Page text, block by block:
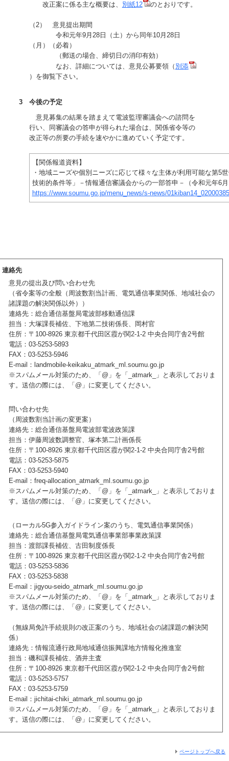
改正案に係る主な概要は、 別紙12 のとおりです。
（2） 意見提出期間
令和元年9月28日（土）から同年10月28日
（月）（必着）
（郵送の場合、締切日の消印有効）
なお、詳細については、意見公募要領（ 別添
）を御覧下さい。
3 今後の予定
意見募集の結果を踏まえて電波監理審議会への諮問を
行い、同審議会の答申が得られた場合は、関係省令等の
改正等の所要の手続を速やかに進めていく予定です。
【関係報道資料】
・地域ニーズや個別ニーズに応じて様々な主体が利用可能な第5
技術的条件等」－情報通信審議会からの一部答申－（令和元年6
https://www.soumu.go.jp/menu_news/s-news/
連絡先
意見の提出及び問い合わせ先
（省令案等の全般（周波数割当計画、電気通信事業関係、地域社会の
諸課題の解決関係以外））
連絡先：総合通信基盤局電波部移動通信課
担当：大塚課長補佐、下地第二技術係長、岡村官
住所：〒100-8926 東京都千代田区霞が関2-1-2 中央合同庁舎2号館
電話：03-5253-5893
FAX：03-5253-5946
E-mail：landmobile-keikaku_atmark_ml.soumu.go.jp
※スパムメール対策のため、「@」を「_atmark_」と表示しておりま
す。送信の際には、「@」に変更してください。
問い合わせ先
（周波数割当計画の変更案）
連絡先：総合通信基盤局電波部電波政策課
担当：伊藤周波数調整官、塚本第二計画係長
住所：〒100-8926 東京都千代田区霞が関2-1-2 中央合同庁舎2号館
電話：03-5253-5875
FAX：03-5253-5940
E-mail：freq-allocation_atmark_ml.soumu.go.jp
※スパムメール対策のため、「@」を「_atmark_」と表示しておりま
す。送信の際には、「@」に変更してください。
（ローカル5G参入ガイドライン案のうち、電気通信事業関係）
連絡先：総合通信基盤局電気通信事業部事業政策課
担当：渡部課長補佐、古田制度係長
住所：〒100-8926 東京都千代田区霞が関2-1-2 中央合同庁舎2号館
電話：03-5253-5836
FAX：03-5253-5838
E-mail：jigyou-seido_atmark_ml.soumu.go.jp
※スパムメール対策のため、「@」を「_atmark_」と表示しておりま
す。送信の際には、「@」に変更してください。
（無線局免許手続規則の改正案のうち、地域社会の諸課題の解決関
係）
連絡先：情報流通行政局地域通信振興課地方情報化推進室
担当：磯和課長補佐、酒井主査
住所：〒100-8926 東京都千代田区霞が関2-1-2 中央合同庁舎2号館
電話：03-5253-5757
FAX：03-5253-5759
E-mail：jichitai-chiki_atmark_ml.soumu.go.jp
※スパムメール対策のため、「@」を「_atmark_」と表示しておりま
す。送信の際には、「@」に変更してください。
ページトップへ戻る